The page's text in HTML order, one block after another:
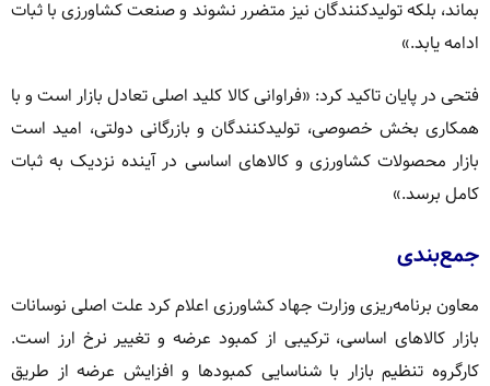
بماند، بلکه تولیدکنندگان نیز متضرر نشوند و صنعت کشاورزی با ثبات
ادامه یابد.»
فتحی در پایان تاکید کرد: «فراوانی کالا کلید اصلی تعادل بازار است و با
همکاری بخش خصوصی، تولیدکنندگان و بازرگانی دولتی، امید است
بازار محصولات کشاورزی و کالاهای اساسی در آینده نزدیک به ثبات
کامل برسد.»
جمع‌بندی
معاون برنامه‌ریزی وزارت جهاد کشاورزی اعلام کرد علت اصلی نوسانات
بازار کالاهای اساسی، ترکیبی از کمبود عرضه و تغییر نرخ ارز است.
کارگروه تنظیم بازار با شناسایی کمبودها و افزایش عرضه از طریق